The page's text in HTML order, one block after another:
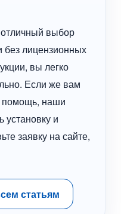
выбор
без лицензионных
вы легко
Если же вам
помощь, наши
установку и
заявку на сайте,
статьям